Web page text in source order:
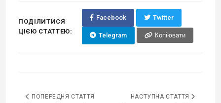
ПОДІЛИТИСЯ
ЦІЄЮ СТАТТЕЮ:
Facebook Twitter
Telegram Копіювати
ПОПЕРЕДНЯ СТАТТЯ НАСТУПНА СТАТТЯ